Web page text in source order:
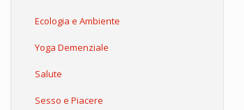
Ecologia e Ambiente
Yoga Demenziale
Salute
Sesso e Piacere